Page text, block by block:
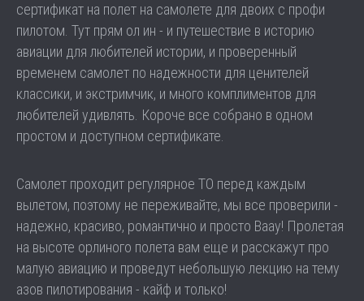
сертификат на полет на самолете для двоих с профи
пилотом. Тут прям ол ин - и путешествие в историю
авиации для любителей истории, и проверенный
временем самолет по надежности для ценителей
классики, и экстримчик, и много комплиментов для
любителей удивлять. Короче все собрано в одном
простом и доступном сертификате.
Самолет проходит регулярное ТО перед каждым
вылетом, поэтому не переживайте, мы все проверили -
надежно, красиво, романтично и просто Ваау! Пролетая
на высоте орлиного полета вам еще и расскажут про
малую авиацию и проведут небольшую лекцию на тему
азов пилотирования - кайф и только!